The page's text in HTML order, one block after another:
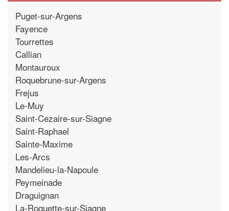
Puget-sur-Argens
Fayence
Tourrettes
Callian
Montauroux
Roquebrune-sur-Argens
Frejus
Le-Muy
Saint-Cezaire-sur-Siagne
Saint-Raphael
Sainte-Maxime
Les-Arcs
Mandelieu-la-Napoule
Peymeinade
Draguignan
La-Roquette-sur-Siagne